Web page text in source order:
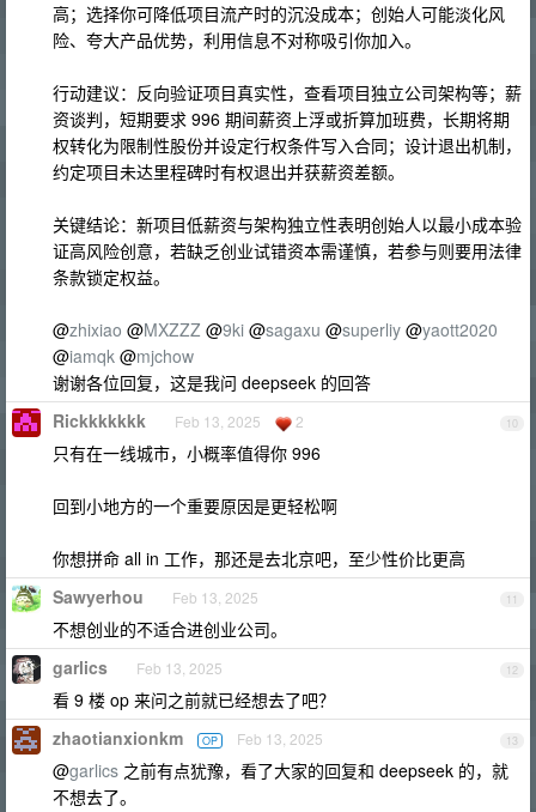
高；选择你可降低项目流产时的沉没成本；创始人可能淡化风
险、夸大产品优势，利用信息不对称吸引你加入。
行动建议：反向验证项目真实性，查看项目独立公司架构等；薪
资谈判，短期要求 996 期间薪资上浮或折算加班费，长期将期
权转化为限制性股份并设定行权条件写入合同；设计退出机制，
约定项目未达里程碑时有权退出并获薪资差额。
关键结论：新项目低薪资与架构独立性表明创始人以最小成本验
证高风险创意，若缺乏创业试错资本需谨慎，若参与则要用法律
条款锁定权益。
@zhixiao @MXZZZ @9ki @sagaxu @superliy @yaott2020
@iamqk @mjchow
谢谢各位回复，这是我问 deepseek 的回答
10
Rickkkkkkk Feb 13, 2025 2
只有在一线城市，小概率值得你 996
回到小地方的一个重要原因是更轻松啊
你想拼命 all in 工作，那还是去北京吧，至少性价比更高
11
Sawyerhou Feb 13, 2025
不想创业的不适合进创业公司。
12
garlics Feb 13, 2025
看 9 楼 op 来问之前就已经想去了吧？
13
zhaotianxionkm OP Feb 13, 2025
@garlics 之前有点犹豫，看了大家的回复和 deepseek 的，就
不想去了。